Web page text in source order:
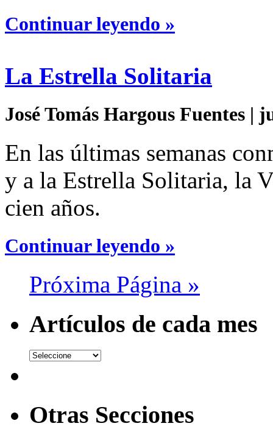
Continuar leyendo »
La Estrella Solitaria
José Tomás Hargous Fuentes |
En las últimas semanas
y a la Estrella Solitaria, la
cien años.
Continuar leyendo »
Próxima Página »
Artículos de cada mes
Otras Secciones